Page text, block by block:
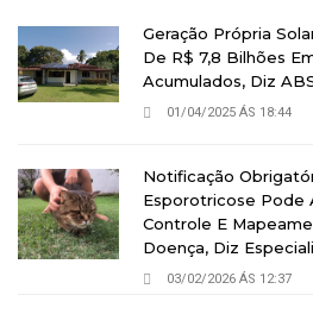
Geração Própria
De R$ 7,8 Bilhões
Acumulados, Diz
01/04/2025 ÁS 18:44
Notificação
Esporotricose Pode
Controle E
Doença, Diz
03/02/2026 ÁS 12:37